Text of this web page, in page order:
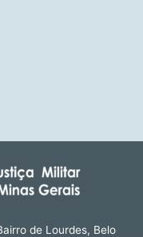
de Lourdes, Belo